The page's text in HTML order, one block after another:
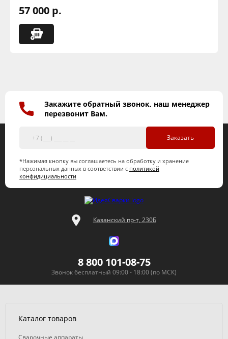
57 000 р.
Закажите обратный звонок, наш менеджер
перезвонит Вам.
Заказать
*Нажимая кнопку вы соглашаетесь на обработку и хранение
персональных данных в соответствии с политикой
конфидициальности
Казанский пр-т, 230Б
8 800 101-08-75
Звонок бесплатный 09:00 - 18:00 (по МСК)
Каталог товаров
Сварочные аппараты